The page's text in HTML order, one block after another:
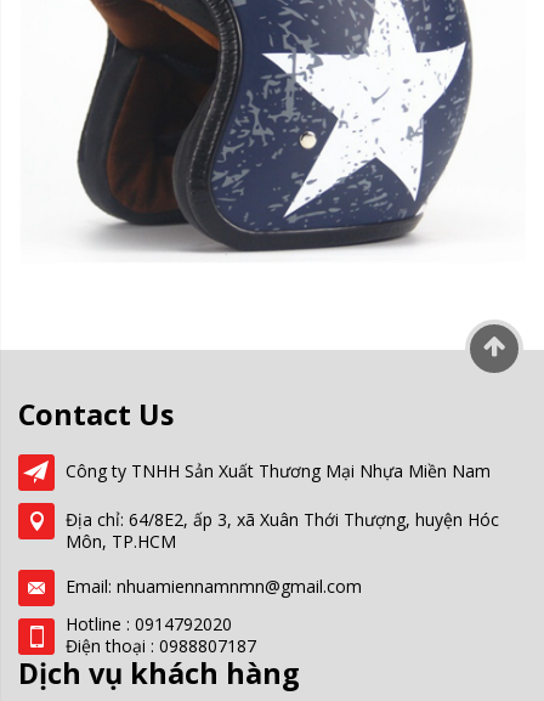
Contact Us
Công ty TNHH Sản Xuất Thương Mại Nhựa Miền Nam
Địa chỉ: 64/8E2, ấp 3, xã Xuân Thới Thượng, huyện Hóc
Môn, TP.HCM
Email: nhuamiennamnmn@gmail.com
Hotline : 0914792020
Điện thoại : 0988807187
Dịch vụ khách hàng